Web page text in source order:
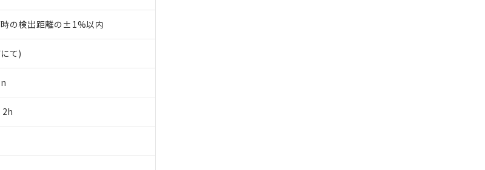
の検出距離の±1%以内
て)
2h
人情報の共同利用に関して"
の「1.共同利用者の範囲」に記載されて
証明書
明するもので、過去に遡って非含有を証明するものではありません。
ル類４物質の対応では、対応完了までの期間は出荷製品に未対応品が
完了していることから、特段のことがない限り、2022年1月12日よ